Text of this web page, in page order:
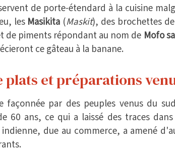
de porte-étendard à la cuisine
les Masikita (Maskit), des brochettes
de piments répondant au nom de Mofo
ce gâteau à la banane.
plats et préparations
façonnée par des peuples venus du
60 ans, ce qui a laissé des traces
due au commerce, a amené